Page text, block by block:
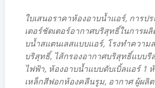
ใบเสนอราคาห้องอาบน้ำแอร์, การป
เตอร์ชัตเตอร์อากาศบริสุทธิ์ในการผลิ
บน้ำสแตนเลสแบบแอร์, โรงทำความ
บริสุทธิ์, ไส้กรองอากาศบริสุทธิ์แบบรี
ไฟฟ้า, ห้องอาบน้ำแบบดับเบิ้ลแอร์ 1
เหล็กสีฟอกห้องคลีนรูม, อากาศ ผู้ผลิ